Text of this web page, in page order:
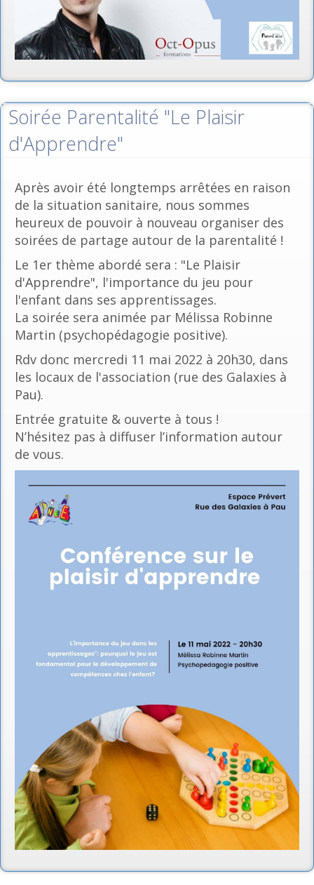
Soirée Parentalité "Le Plaisir
d'Apprendre"
Après avoir été longtemps arrêtées en raison
de la situation sanitaire, nous sommes
heureux de pouvoir à nouveau organiser des
soirées de partage autour de la parentalité !
Le 1er thème abordé sera : "Le Plaisir
d'Apprendre", l'importance du jeu pour
l'enfant dans ses apprentissages.
La soirée sera animée par Mélissa Robinne
Martin (psychopédagogie positive).
Rdv donc mercredi 11 mai 2022 à 20h30, dans
les locaux de l'association (rue des Galaxies à
Pau).
Entrée gratuite & ouverte à tous !
N’hésitez pas à diffuser l’information autour
de vous.